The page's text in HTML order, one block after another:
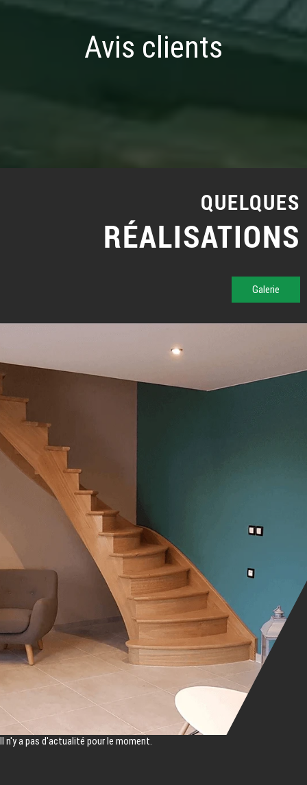
Avis clients
QUELQUES
RÉALISATIONS
Galerie
Il n'y a pas d'actualité pour le moment.